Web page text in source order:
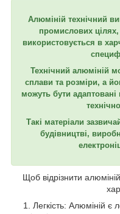
Алюміній технічний
промислових
використовується в
Технічний алюміній
сплави та розміри, а
можуть бути
Такі матеріали
будівництві,
Щоб відрізнити
Легкість: Алюміній